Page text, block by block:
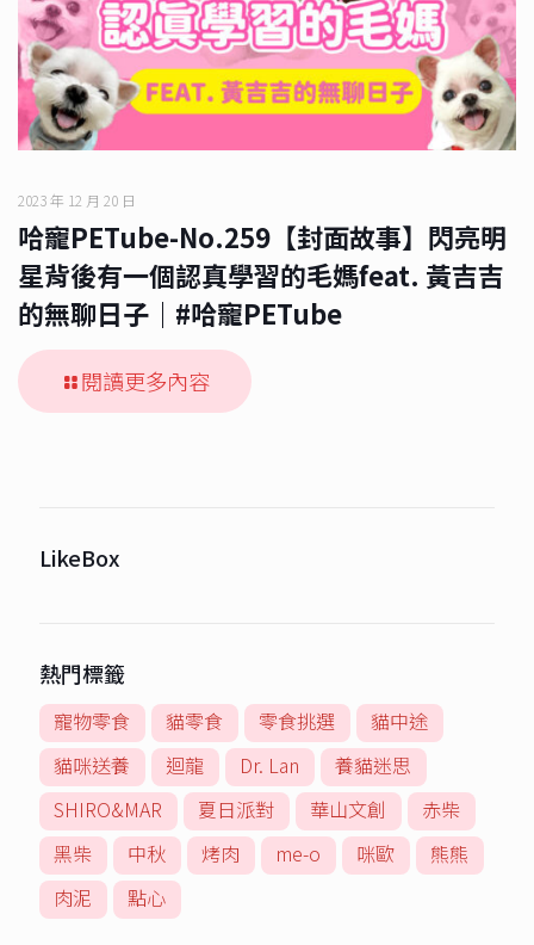
2023 年 12 月 20 日
哈寵PETube-No.259【封面故事】閃亮明
星背後有一個認真學習的毛媽feat. 黃吉吉
的無聊日子｜#哈寵PETube
閱讀更多內容
LikeBox
熱門標籤
寵物零食 貓零食 零食挑選
貓中途
貓咪送養
迴龍 Dr. Lan
養貓迷思
SHIRO&MAR
夏日派對 華山文創
赤柴
黑柴
中秋 烤肉 me-o 咪歐
熊熊
肉泥
點心